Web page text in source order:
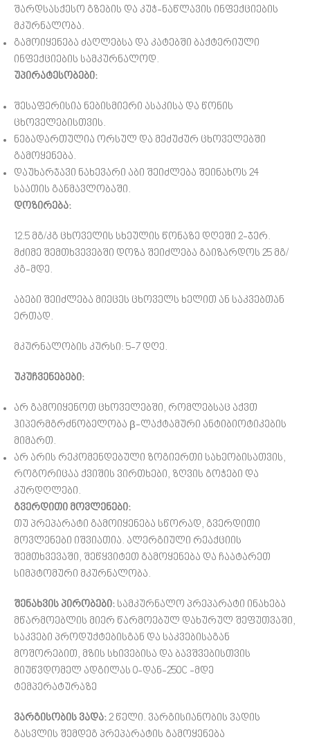
შარდსასქესო გზების და კუჭ-ნაწლავის ინფექციების
მკურნალობა.
გამოიყენება ძაღლებსა და კატებში ბაქტერიული
ინფექციების სამკურნალოდ.
უპირატესობები:
შესაფერისია ნებისმიერი ასაკისა და წონის
ცხოველებისთვის.
ნებადართულია ორსულ და მეძუძურ ცხოველებში
გამოყენება.
დაუხარჯავი ნახევარი აბი შეიძლება შეინახოს 24
საათის განმავლობაში.
დოზირება:
12.5 მგ/კგ ცხოველის სხეულის წონაზე დღეში 2-ჯერ.
მძიმე შემთხვევებში დოზა შეიძლება გაიზარდოს 25 მგ/
კგ-მდე.
აბები შეიძლება მიეცეს ცხოველს ხელით ან საკვებთან
ერთად.
მკურნალობის კურსი: 5-7 დღე.
უკუჩვენებები:
არ გამოიყენოთ ცხოველებში, რომლებსაც აქვთ
ჰიპერმგრძნობელობა β-ლაქტამური ანტიბიოტიკების
მიმართ.
არ არის რეკომენდებული ზოგიერთი სახეობისათვის,
როგორიცაა ქვიშის ვირთხები, ზღვის გოჭები და
კურდღლები.
გვერდითი მოვლენები:
თუ პრეპარატი გამოიყენება სწორად, გვერდითი
მოვლენები იშვიათია. ალერგიული რეაქციის
შემთხვევაში, შეწყვიტეთ გამოყენება და ჩაატარეთ
სიმპტომური მკურნალობა.
შენახვის პირობები: სამკურნალო პრეპარატი ინახება
მწარმოებლის მიერ წარმოებულ დახურულ შეფუთვაში,
საკვები პროდუქტებისგან და საკვებისაგან
მოშორებით, მზის სხივებისა და ბავშვებისთვის
მიუწვდომელ ადგილას 0-დან-250C -მდე
ტემპერატურაზე
ვარგისობის ვადა:2 წელი. ვარგისიანობის ვადის
გასვლის შემდეგ პრეპარატის გამოყენება